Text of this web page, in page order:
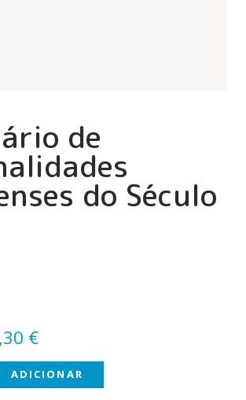
de
do Século
€O
preço
atual
ADICIONAR